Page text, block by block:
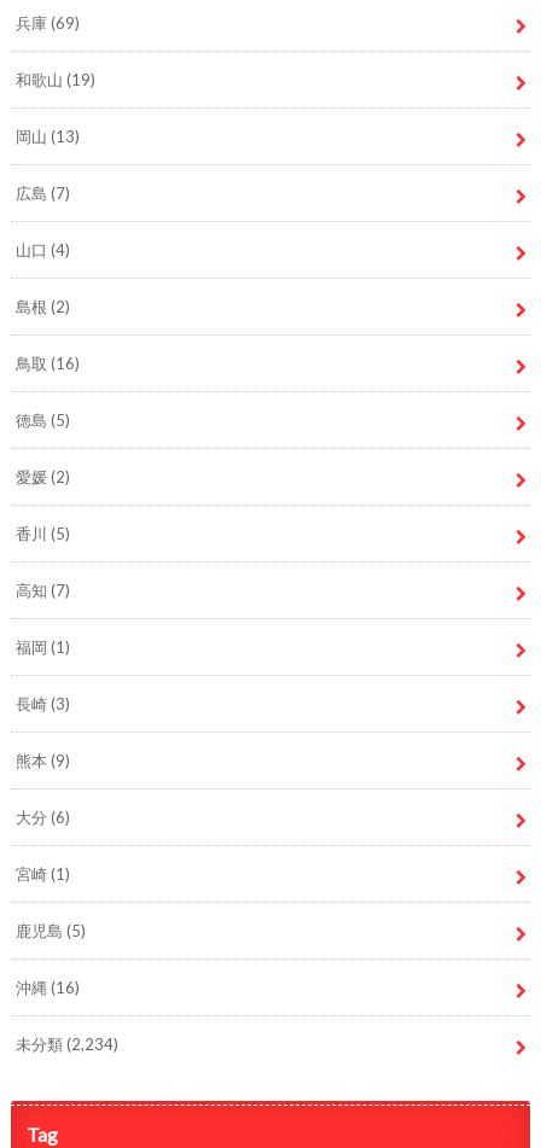
兵庫(69)
和歌山 (19)
岡山 (13)
広島 (7)
山口 (4)
島根 (2)
鳥取 (16)
徳島 (5)
愛媛(2)
香川 (5)
高知 (7)
福岡 (1)
長崎(3)
熊本 (9)
大分 (6)
宮崎(1)
鹿児島 (5)
沖縄 (16)
未分類(2,234)
Tag